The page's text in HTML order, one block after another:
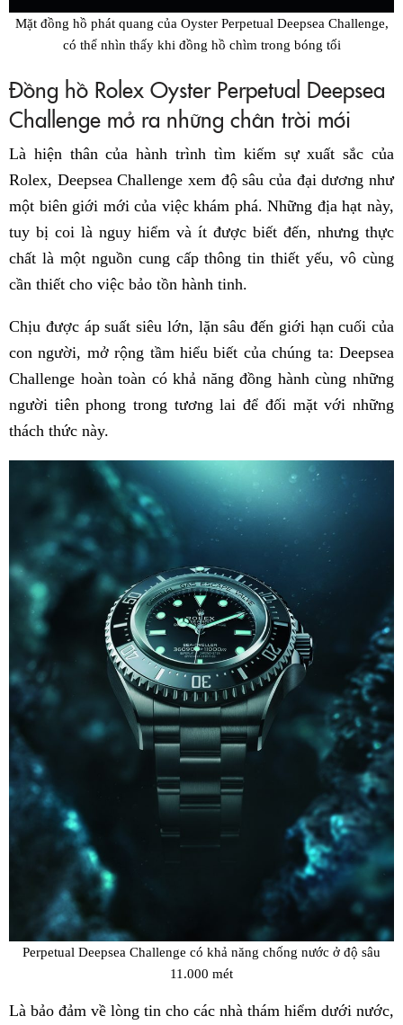
Mặt đồng hồ phát quang của Oyster Perpetual Deepsea Challenge,
có thể nhìn thấy khi đồng hồ chìm trong bóng tối
Đồng hồ Rolex Oyster Perpetual Deepsea
Challenge mở ra những chân trời mới
Là hiện thân của hành trình tìm kiếm sự xuất sắc của
Rolex, Deepsea Challenge xem độ sâu của đại dương như
một biên giới mới của việc khám phá. Những địa hạt này,
tuy bị coi là nguy hiểm và ít được biết đến, nhưng thực
chất là một nguồn cung cấp thông tin thiết yếu, vô cùng
cần thiết cho việc bảo tồn hành tinh.
Chịu được áp suất siêu lớn, lặn sâu đến giới hạn cuối của
con người, mở rộng tầm hiểu biết của chúng ta: Deepsea
Challenge hoàn toàn có khả năng đồng hành cùng những
người tiên phong trong tương lai để đối mặt với những
thách thức này.
Perpetual Deepsea Challenge có khả năng chống nước ở độ sâu
11.000 mét
Là bảo đảm về lòng tin cho các nhà thám hiểm dưới nước,